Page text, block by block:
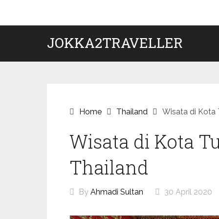
content
JOKKA2TRAVELLER
Home Thailand Wisata di Kota
Wisata di Kota
Thailand
By Ahmadi Sultan 30 April 2020